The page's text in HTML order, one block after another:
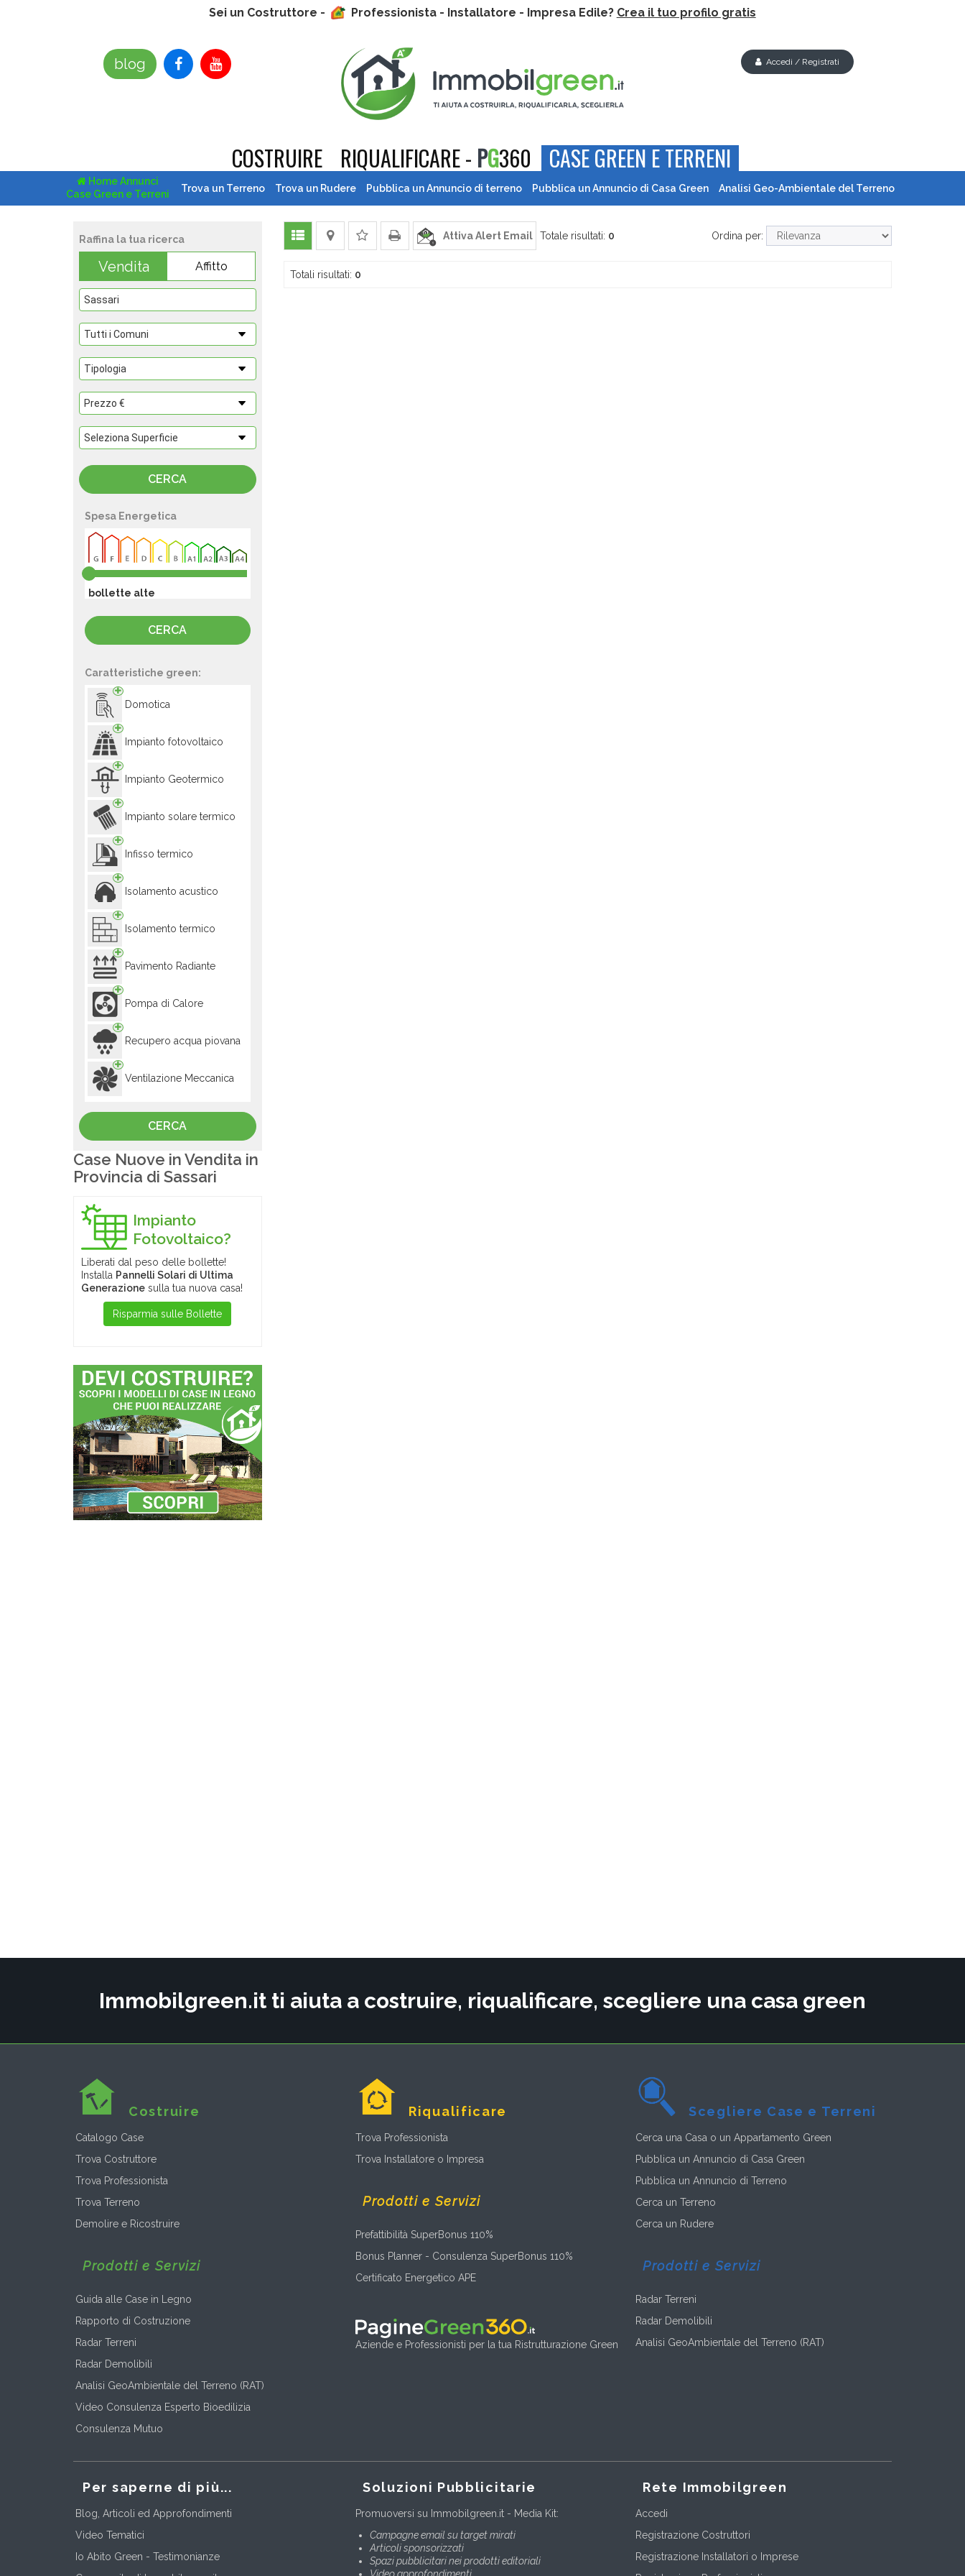
Sei un Costruttore - Professionista - Installatore - Impresa Edile? Crea il tuo profilo gratis
blog Accedi / Registrati
COSTRUIRE RIQUALIFICARE - PG360 CASE GREEN E TERRENI
Home Annunci
Case Green e Terreni
Trova un Terreno Trova un Rudere Pubblica un Annuncio di terreno Pubblica un Annuncio di Casa Green Analisi Geo-Ambientale del Terreno
Raffina la tua ricerca
Vendita Affitto
Spesa Energetica
bollette alte
Caratteristiche green:
Domotica
Impianto fotovoltaico
Impianto Geotermico
Impianto solare termico
Infisso termico
Isolamento acustico
Isolamento termico
Pavimento Radiante
Pompa di Calore
Recupero acqua piovana
Ventilazione Meccanica
Case Nuove in Vendita in
Provincia di Sassari
Impianto
Fotovoltaico?
Liberati dal peso delle bollette!
Installa Pannelli Solari di Ultima
Generazione sulla tua nuova casa!
Risparmia sulle Bollette
Attiva Alert Email Totale risultati: 0 Ordina per:
Totali risultati: 0
Immobilgreen.it ti aiuta a costruire, riqualificare, scegliere una casa green
Costruire
Catalogo Case
Trova Costruttore
Trova Professionista
Trova Terreno
Demolire e Ricostruire
Prodotti e Servizi
Guida alle Case in Legno
Rapporto di Costruzione
Radar Terreni
Radar Demolibili
Analisi GeoAmbientale del Terreno (RAT)
Video Consulenza Esperto Bioedilizia
Consulenza Mutuo
Riqualificare
Trova Professionista
Trova Installatore o Impresa
Prodotti e Servizi
Prefattibilità SuperBonus 110%
Bonus Planner - Consulenza SuperBonus 110%
Certificato Energetico APE
Aziende e Professionisti per la tua Ristrutturazione Green
Scegliere Case e Terreni
Cerca una Casa o un Appartamento Green
Pubblica un Annuncio di Casa Green
Pubblica un Annuncio di Terreno
Cerca un Terreno
Cerca un Rudere
Prodotti e Servizi
Radar Terreni
Radar Demolibili
Analisi GeoAmbientale del Terreno (RAT)
Per saperne di più...
Blog, Articoli ed Approfondimenti
Video Tematici
Io Abito Green - Testimonianze
Soluzioni Pubblicitarie
Promuoversi su Immobilgreen.it - Media Kit:
Campagne email su target mirati
Articoli sponsorizzati
Spazi pubblicitari nei prodotti editoriali
Rete Immobilgreen
Accedi
Registrazione Costruttori
Registrazione Installatori o Imprese